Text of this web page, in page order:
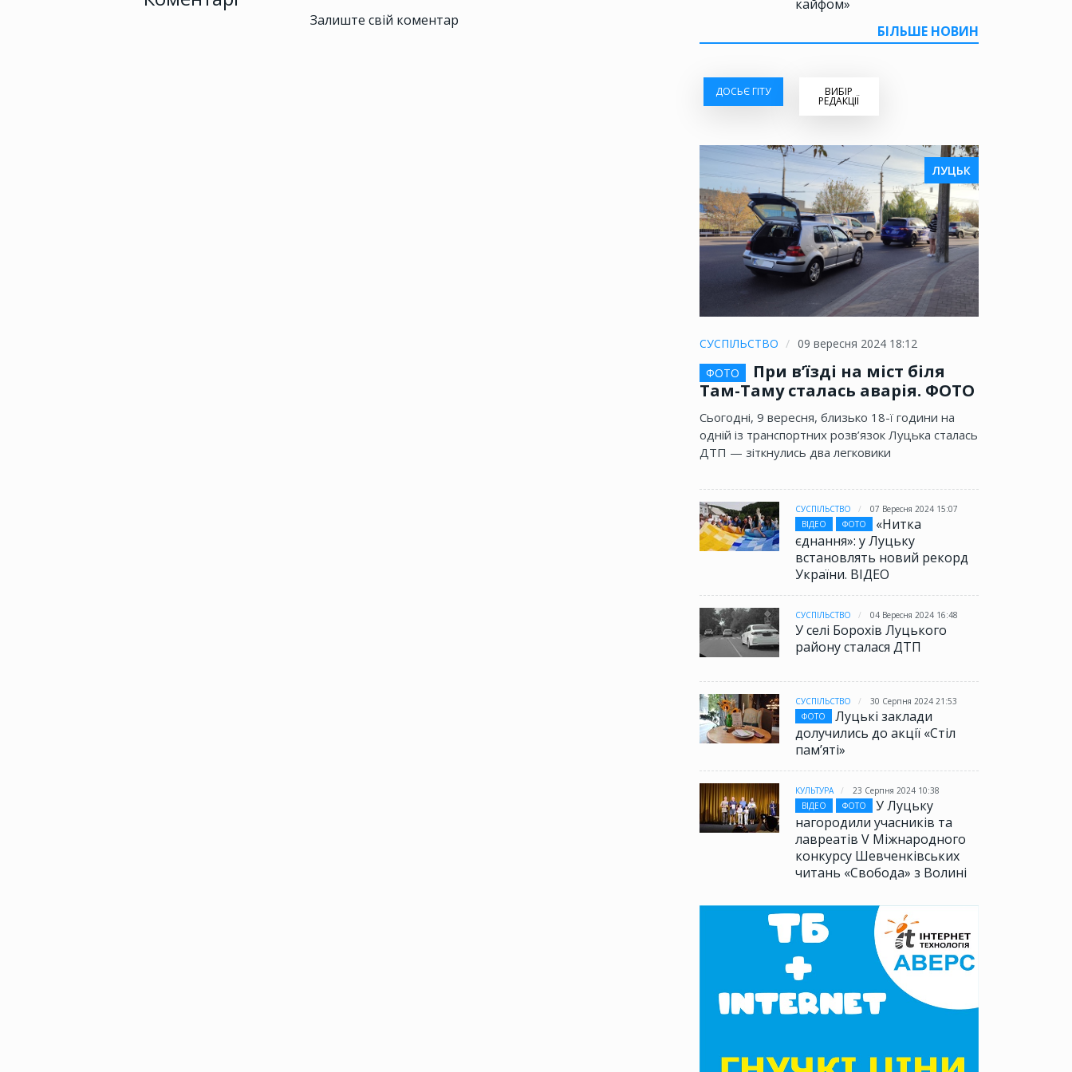
кайфом»
БІЛЬШЕ НОВИН
ДОСЬЄ ГІТУ ВИБІР
РЕДАКЦІЇ
ЛУЦЬК
СУСПІЛЬСТВО
09 вересня 2024 18:12
ФОТО
При в’їзді на міст біля
Там-Таму сталась аварія. ФОТО
Сьогодні, 9 вересня, близько 18-ї години на
одній із транспортних розв’язок Луцька сталась
ДТП — зіткнулись два легковики
СУСПІЛЬСТВО
07 Вересня 2024 15:07
ВІДЕО
ФОТО
«Нитка
єднання»: у Луцьку
встановлять новий рекорд
України. ВІДЕО
СУСПІЛЬСТВО 04 Вересня 2024 16:48
У селі Борохів Луцького
району сталася ДТП
СУСПІЛЬСТВО
30 Серпня 2024 21:53
ФОТО
Луцькі заклади
долучились до акції «Стіл
памʼяті»
КУЛЬТУРА
23 Серпня 2024 10:38
ВІДЕО
ФОТО
У Луцьку
нагородили учасників та
лавреатів V Міжнародного
конкурсу Шевченківських
читань «Свобода» з Волині
Залиште свій коментар